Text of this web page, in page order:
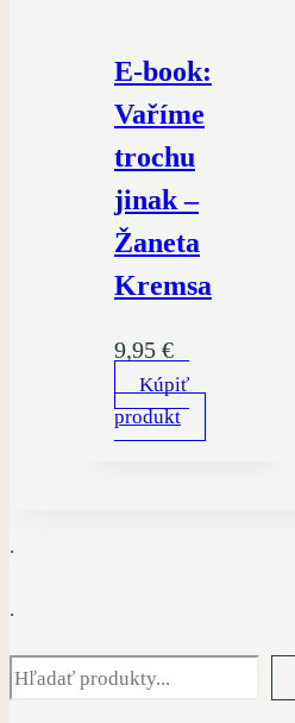
E-book:
Vaříme
trochu
jinak –
Žaneta
Kremsa
9,95 €
Kúpiť
produkt
.
.
Hľadať